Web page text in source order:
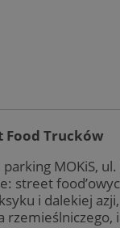
Food Trucków
MOKiS,
street
i dalekiej
rzemieślniczego,